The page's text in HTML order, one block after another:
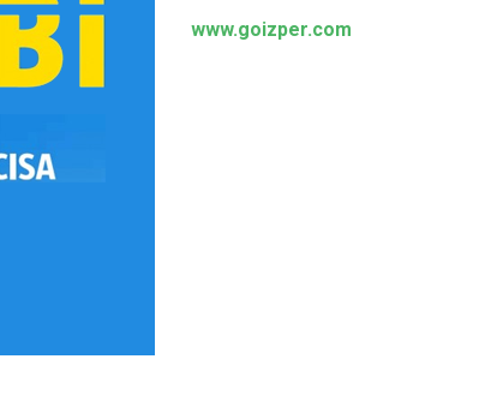
www.goizper.com